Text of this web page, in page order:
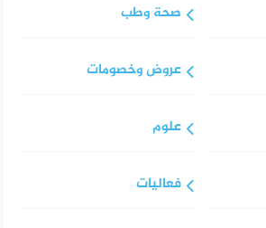
صحة وطب
عروض وخصومات
علوم
فعاليات